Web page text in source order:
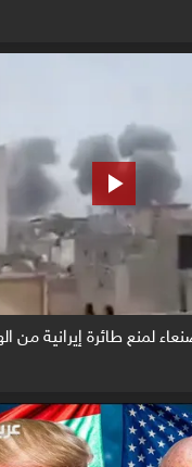
لمنع طائرة إيرانية من